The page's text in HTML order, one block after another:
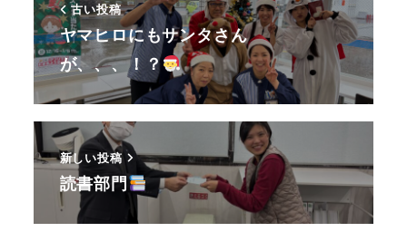
古い投稿
ヤマヒロにもサンタさん
が、、、！？
新しい投稿
読書部門